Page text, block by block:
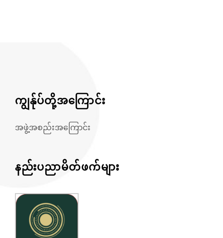
ကျွန်ုပ်တို့အကြောင်း
အဖွဲ့အစည်းအကြောင်း
နည်းပညာမိတ်ဖက်များ